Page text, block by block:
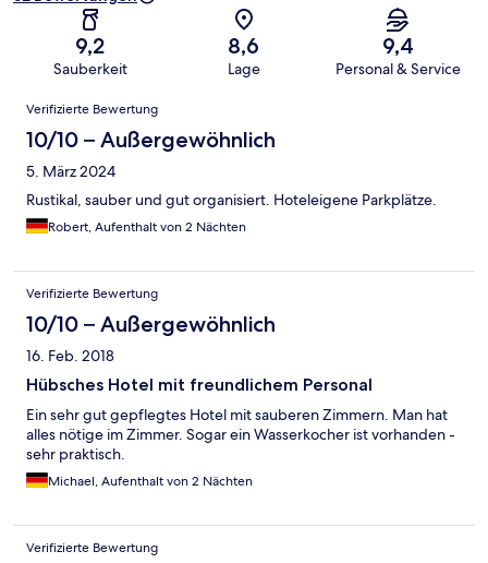
9,2
Sauberkeit
8,6
Lage
9,4
Personal & Service
Bewertungen
Verifizierte Bewertung
10/10 – Außergewöhnlich
5. März 2024
Rustikal, sauber und gut organisiert. Hoteleigene Parkplätze.
Robert, Aufenthalt von 2 Nächten
Verifizierte Bewertung
10/10 – Außergewöhnlich
16. Feb. 2018
Hübsches Hotel mit freundlichem Personal
Ein sehr gut gepflegtes Hotel mit sauberen Zimmern. Man hat
alles nötige im Zimmer. Sogar ein Wasserkocher ist vorhanden -
sehr praktisch.
Michael, Aufenthalt von 2 Nächten
Verifizierte Bewertung